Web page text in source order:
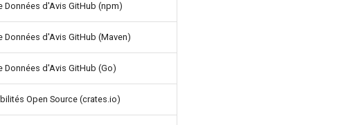
Données d'Avis GitHub (npm)
Données d'Avis GitHub (Maven)
Données d'Avis GitHub (Go)
Open Source (crates.io)